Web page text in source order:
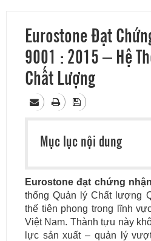
Eurostone Đạt
9001 : 2015 – Hệ
Chất Lượng
Mục lục nội dung
Eurostone đạt chứng nhận
thống Quản lý Chất lượng
thế tiên phong trong lĩnh
Việt Nam. Thành tựu này
lực sản xuất – quản lý